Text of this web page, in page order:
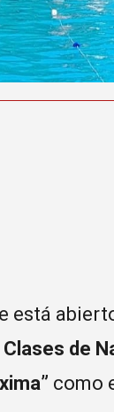
está
de
como